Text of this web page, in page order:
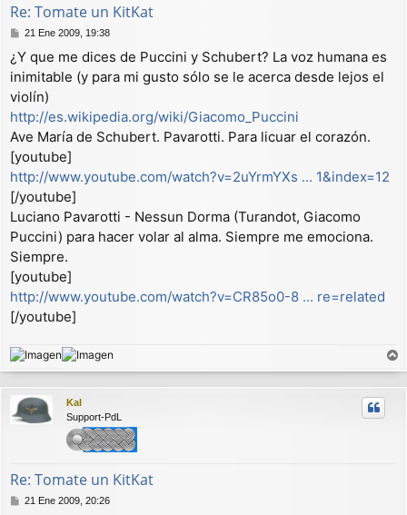
Re: Tomate un KitKat
M
n
s
j
e
21 Ene 2009, 19:38
¿Y que me dices de Puccini y Schubert? La voz humana es
inimitable (y para mi gusto sólo se le acerca desde lejos el
violín)
http://es.wikipedia.org/wiki/Giacomo_Puccini
Ave María de Schubert. Pavarotti. Para licuar el corazón.
[youtube]
http://www.youtube.com/watch?v=2uYrmYXs ... 1&index=12
[/youtube]
Luciano Pavarotti - Nessun Dorma (Turandot, Giacomo
Puccini) para hacer volar al alma. Siempre me emociona.
Siempre.
[youtube]
http://www.youtube.com/watch?v=CR85o0-8 ... re=related
[/youtube]
r
r
Kal
Support-PdL
Re: Tomate un KitKat
M
21 Ene 2009, 20:26